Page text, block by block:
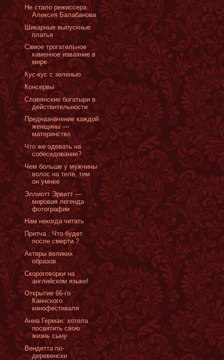
Не стало режиссера
Алексея Балабанова
Шикарные выпускные
платья
Cамое трогательное
каменное изваяние в
мире
Кус-кус с зеленью
Консервы
Славянские богатыри в
действительности
Предназначение каждой
женщины —
материнство
Что же одевать на
собеседование?
Чем больше у мужчины
волос на теле, тем
он умнее
Эллиотт Эрвитт —
мировая легенда
фотографии
Нам некогда читать
Притча : Что будет
после смерти ?
Актеры великих
образов
Скороговорки на
английском языке!
Открытие 66-го
Каннского
кинофестиваля
Анна Герман: хотела
посвятить свою
жизнь сыну
Вендетта по-
деревенски